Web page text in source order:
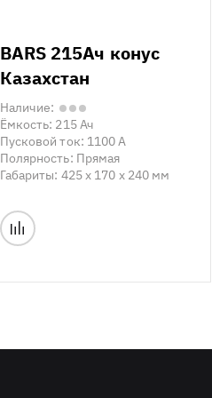
BARS 215Ач конус
Казахстан
Наличие:
Ёмкость: 215 Ач
Пусковой ток: 1100 А
Полярность: Прямая
Габариты: 425 x 170 x 240 мм